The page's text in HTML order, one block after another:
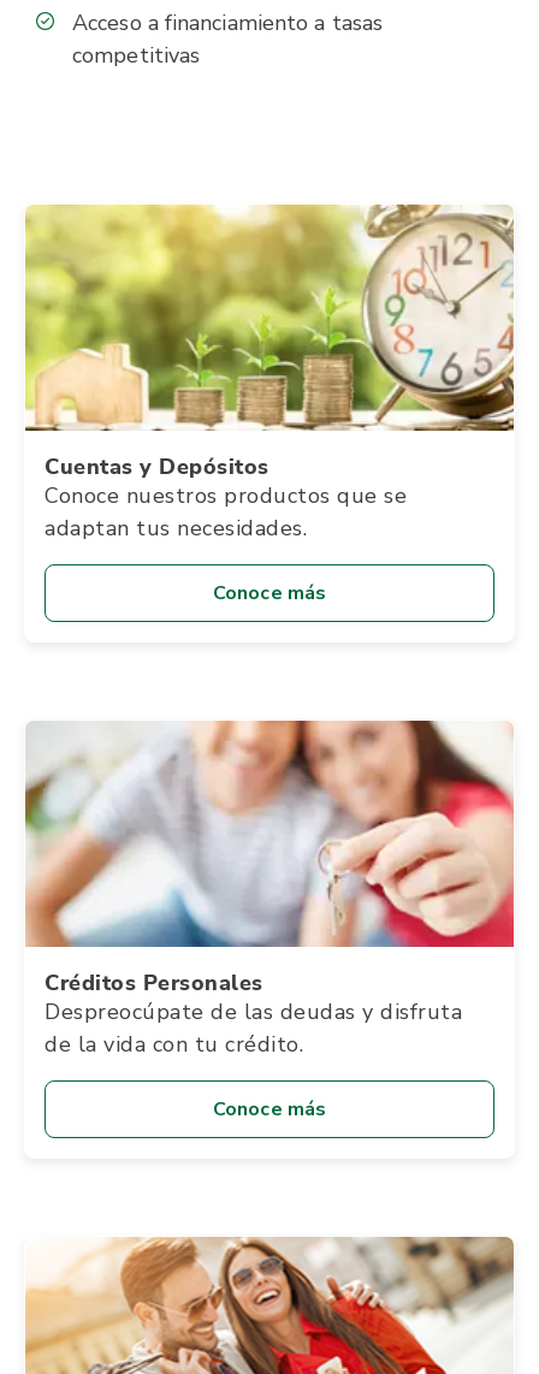
Acceso a financiamiento a tasas
competitivas
Cuentas y Depósitos
Conoce nuestros productos que se
adaptan tus necesidades.
Conoce más
Créditos Personales
Despreocúpate de las deudas y disfruta
de la vida con tu crédito.
Conoce más